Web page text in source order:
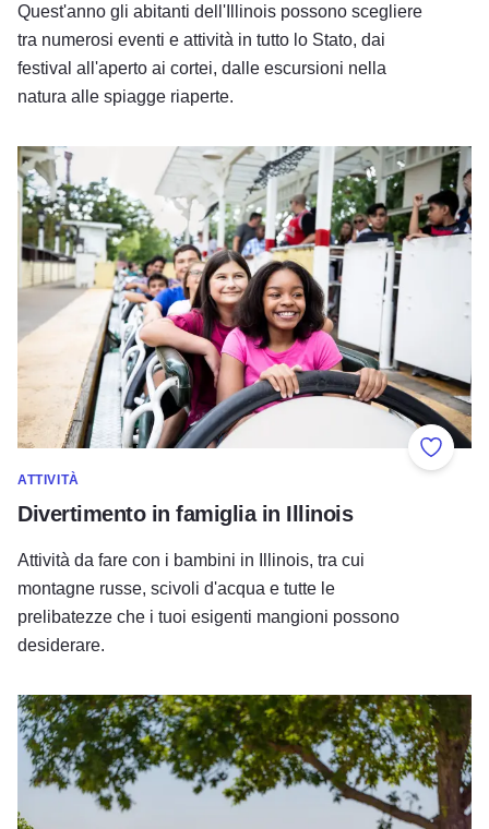
Quest'anno gli abitanti dell'Illinois possono scegliere
tra numerosi eventi e attività in tutto lo Stato, dai
festival all'aperto ai cortei, dalle escursioni nella
natura alle spiagge riaperte.
ATTIVITÀ
Divertimento in famiglia in Illinois
Attività da fare con i bambini in Illinois, tra cui
montagne russe, scivoli d'acqua e tutte le
prelibatezze che i tuoi esigenti mangioni possono
desiderare.
Divertimento in famiglia in Illinois
Lista delle cose da fare in estate in Illinois